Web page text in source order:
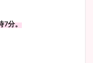
7分。